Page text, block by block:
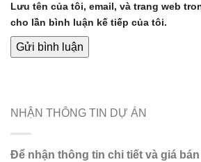
Lưu tên của tôi, email, và trang web
cho lần bình luận kế tiếp của tôi.
NHẬN THÔNG TIN DỰ ÁN
Để nhận thông tin chi tiết và giá bán